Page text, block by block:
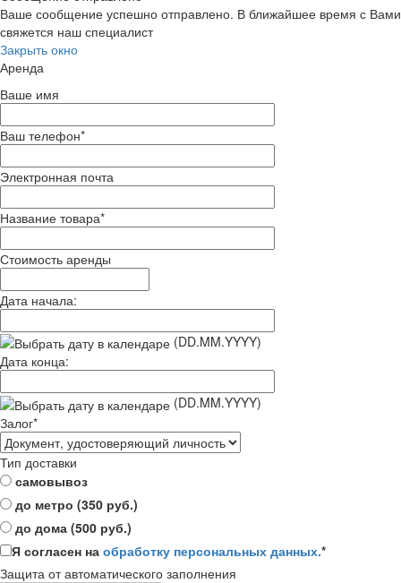
Ваше сообщение успешно отправлено. В ближайшее время с Вами
свяжется наш специалист
Закрыть окно
Аренда
Ваше имя
Ваш телефон*
Электронная почта
Название товара*
Стоимость аренды
Дата начала:
(DD.MM.YYYY)
Дата конца:
(DD.MM.YYYY)
Залог*
Тип доставки
самовывоз
до метро (350 руб.)
до дома (500 руб.)
Я согласен на обработку персональных данных.*
Защита от автоматического заполнения